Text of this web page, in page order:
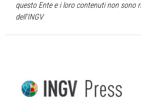
questo Ente e i loro contenuti non sono
dell’INGV